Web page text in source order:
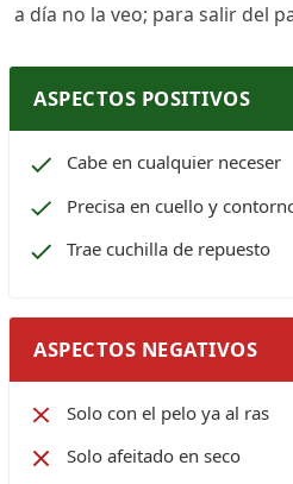
a día no la veo; para salir del
ASPECTOS POSITIVOS
Cabe en cualquier neceser
Precisa en cuello y
Trae cuchilla de repuesto
ASPECTOS NEGATIVOS
Solo con el pelo ya al ras
Solo afeitado en seco